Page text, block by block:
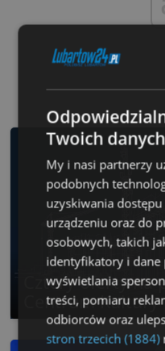
Cztery oferty
Centrum Kultury
Twoich danych
My i nasi partnerzy
podobnych
uzyskiwania
urządzeniu oraz do
osobowych, takich
identyfikatory i dane
wyświetlania
treści, pomiaru
odbiorców oraz
stron trzecich (1884)